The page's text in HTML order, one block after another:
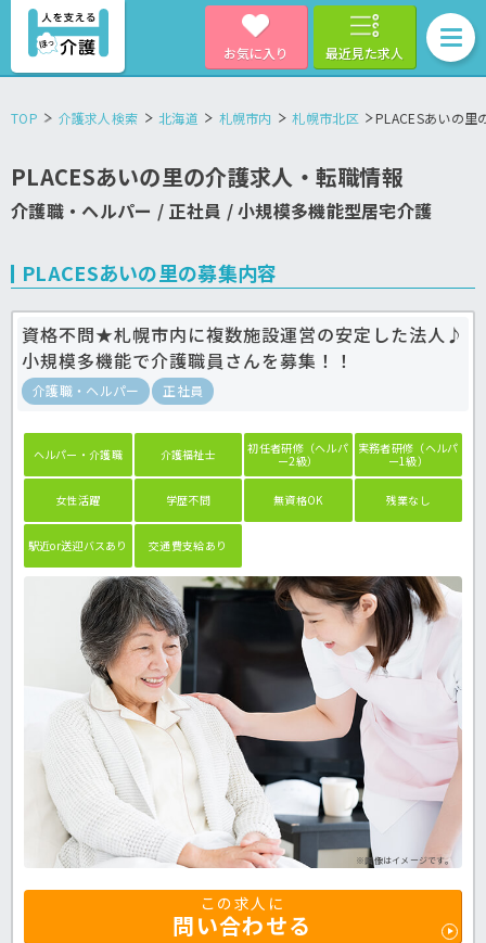
お気に入り 最近見た求人
TOP 介護求人検索 北海道 札幌市内 札幌市北区 PLACESあいの里
PLACESあいの里の介護求人・転職情報
介護職・ヘルパー / 正社員 / 小規模多機能型居宅介護
PLACESあいの里の募集内容
資格不問★札幌市内に複数施設運営の安定した法人♪
小規模多機能で介護職員さんを募集！！
介護職・ヘルパー 正社員
ヘルパー・介護職 介護福祉士
初任者研修（ヘルパ
ー2級）
実務者研修（ヘルパ
ー1級）
女性活躍 学歴不問 無資格OK 残業なし
駅近or送迎バスあり 交通費支給あり
※画像はイメージです。
この求人に
問い合わせる